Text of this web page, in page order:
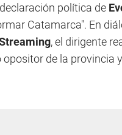
política de
Catamarca". En
, el dirigente
de la provincia